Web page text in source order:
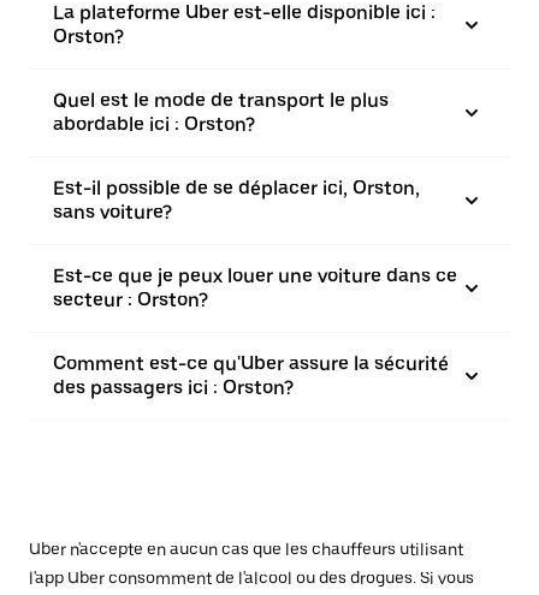
La plateforme Uber est-elle disponible ici :
Orston?
Quel est le mode de transport le plus
abordable ici : Orston?
Est-il possible de se déplacer ici, Orston,
sans voiture?
Est-ce que je peux louer une voiture dans ce
secteur : Orston?
Comment est-ce qu'Uber assure la sécurité
des passagers ici : Orston?
Uber n'accepte en aucun cas que les chauffeurs utilisant
l'app Uber consomment de l'alcool ou des drogues. Si vous